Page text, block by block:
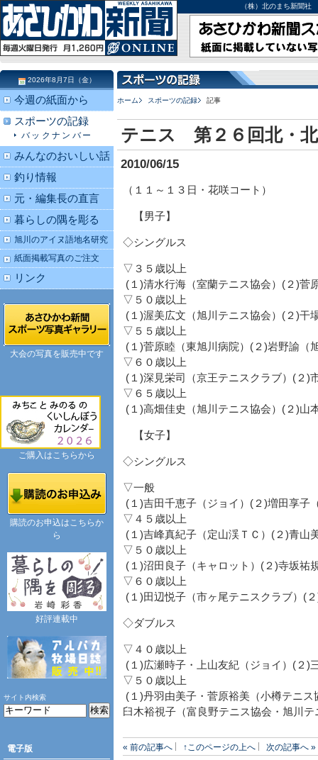
（株）北のまち新聞
ホーム スポーツの記録 記事
テニス 第２６回北・
2010/06/15
（１１～１３日・花咲コート）
【男子】
◇シングルス
▽３５歳以上
(１)清水行海（室蘭テニス協会）(２)菅
▽５０歳以上
(１)渥美広文（旭川テニス協会）(２)干
▽５５歳以上
(１)菅原睦（東旭川病院）(２)岩野諭（
▽６０歳以上
(１)深見栄司（京王テニスクラブ）(２)
▽６５歳以上
(１)高畑佳史（旭川テニス協会）(２)山
【女子】
◇シングルス
▽一般
(１)吉田千恵子（ジョイ）(２)増田享子
▽４５歳以上
(１)吉峰真紀子（定山渓ＴＣ）(２)青山
▽５０歳以上
(１)沼田良子（キャロット）(２)寺坂祐
▽６０歳以上
(１)田辺悦子（市ヶ尾テニスクラブ）(
◇ダブルス
▽４０歳以上
(１)広瀬時子・上山友紀（ジョイ）(２)
▽５０歳以上
(１)丹羽由美子・菅原裕美（小樽テニ
臼木裕視子（富良野テニス協会・旭川テ
« 前の記事へ ↑このページの上へ 次の記事へ »
2026年8月7日（金）
今週の紙面から
スポーツの記録
バックナンバー
みんなのおいしい話
釣り情報
元・編集長の直言
暮らしの隅を彫る
旭川のアイヌ語地名研究
紙面掲載写真のご注文
リンク
大会の写真を販売中です
ご購入はこちらから
購読のお申込はこちらか
ら
好評連載中
サイト内検索
電子版